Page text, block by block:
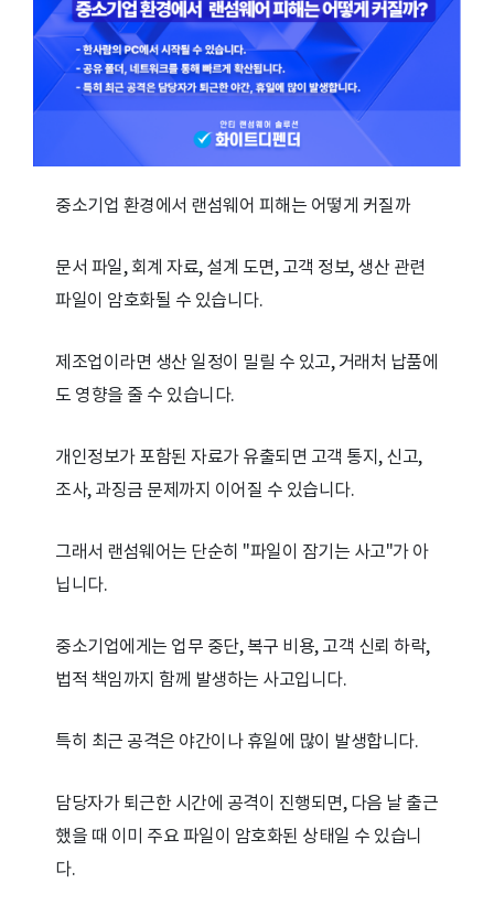
중소기업 환경에서 랜섬웨어 피해는 어떻게 커질까
문서 파일, 회계 자료, 설계 도면, 고객 정보, 생산 관련
파일이 암호화될 수 있습니다.
제조업이라면 생산 일정이 밀릴 수 있고, 거래처 납품에
도 영향을 줄 수 있습니다.
개인정보가 포함된 자료가 유출되면 고객 통지, 신고,
조사, 과징금 문제까지 이어질 수 있습니다.
그래서 랜섬웨어는 단순히 "파일이 잠기는 사고"가 아
닙니다.
중소기업에게는 업무 중단, 복구 비용, 고객 신뢰 하락,
법적 책임까지 함께 발생하는 사고입니다.
특히 최근 공격은 야간이나 휴일에 많이 발생합니다.
담당자가 퇴근한 시간에 공격이 진행되면, 다음 날 출근
했을 때 이미 주요 파일이 암호화된 상태일 수 있습니
다.